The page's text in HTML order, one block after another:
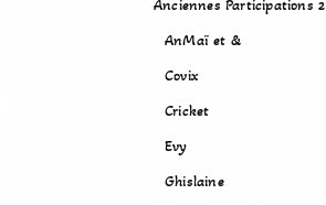
Anciennes Participations 2
AnMaï et &
Covix
Cricket
Evy
Ghislaine